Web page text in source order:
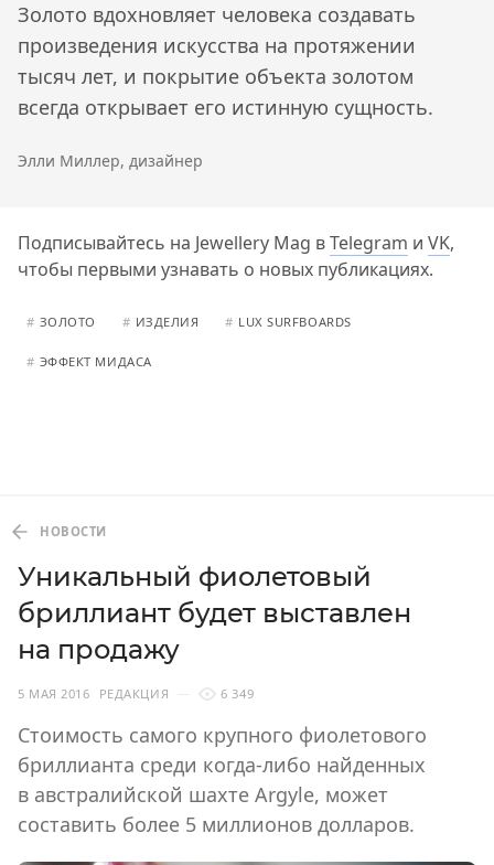
Золото вдохновляет человека создавать
произведения искусства на протяжении
тысяч лет, и покрытие объекта золотом
всегда открывает его истинную сущность.
Элли Миллер, дизайнер
Подписывайтесь на Jewellery Mag вTelegram и VK,
чтобы первыми узнавать о новых публикациях.
# ЗОЛОТО # ИЗДЕЛИЯ # LUX SURFBOARDS
# ЭФФЕКТ МИДАСА
НОВОСТИ
Уникальный фиолетовый
бриллиант будет выставлен
на продажу
5 МАЯ 2016 РЕДАКЦИЯ 6 349
Стоимость самого крупного фиолетового
бриллианта среди когда-либо найденных
в австралийской шахте Argyle, может
составить более 5 миллионов долларов.